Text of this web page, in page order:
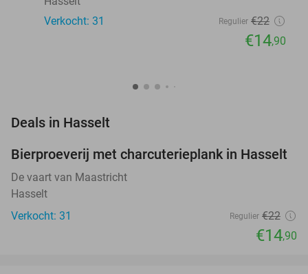
Verkocht: 31
Regulier €22
€14,90
Deals in Hasselt
32%
NEW
TODAY
Bierproeverij met charcuterieplank in Hasselt
De vaart van Maastricht
Hasselt
Verkocht: 31
Regulier €22
€14,90